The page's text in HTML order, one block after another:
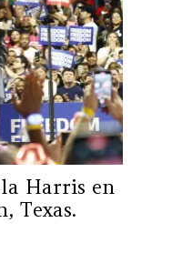
Harris en
Texas.